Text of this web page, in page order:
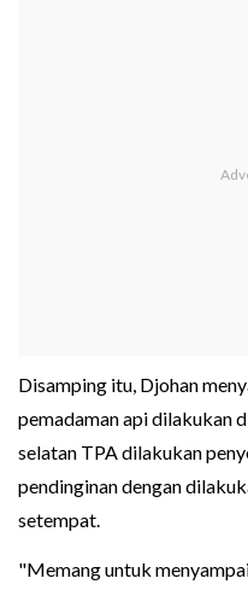
Disamping itu, Djohan
pemadaman api dilakukan
selatan TPA dilakukan
pendinginan dengan
setempat.
"Memang untuk